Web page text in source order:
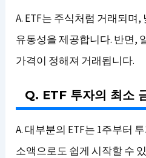
A. ETF는 주식처럼 거래되며
유동성을 제공합니다. 반면,
가격이 정해져 거래됩니다.
Q. ETF 투자의 최소
A. 대부분의 ETF는 1주부터
소액으로도 쉽게 시작할 수